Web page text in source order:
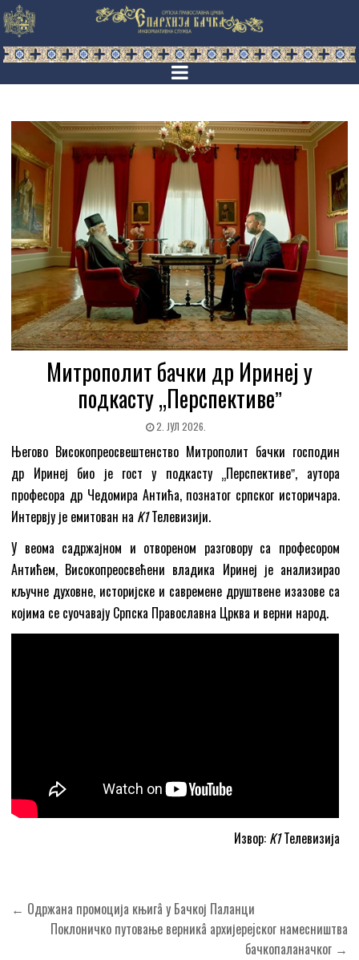
Митрополит бачки др Иринеј у
подкасту „Перспективеˮ
2. ЈУЛ 2026.
Његово Високопреосвештенство Митрополит бачки господин
др Иринеј био је гост у подкасту „Перспективеˮ, аутора
професора др Чедомира Антића, познатог српског историчара.
Интервју је емитован на K1Телевизији.
У веома садржајном и отвореном разговору са професором
Антићем, Високопреосвећени владика Иринеј је анализирао
кључне духовне, историјске и савремене друштвене изазове са
којима се суочавају Српска Православна Црква и верни народ.
Извор: K1Телевизија
Кретање
чланка
← Одржанa промоцијa књигâ у Бачкој Паланци
Поклоничко путовање верникâ архијереjског намесништва
бачкопаланачког →